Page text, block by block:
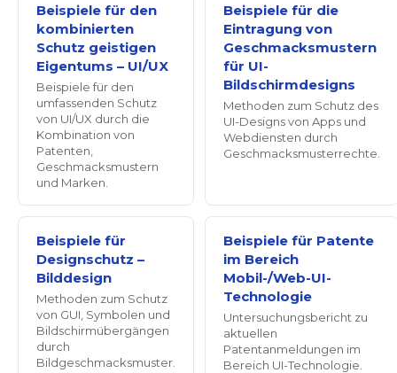
Beispiele für den
kombinierten
Schutz geistigen
Eigentums – UI/UX
Beispiele für den
umfassenden Schutz
von UI/UX durch die
Kombination von
Patenten,
Geschmacksmustern
und Marken.
Beispiele für die
Eintragung von
Geschmacksmustern
für UI-
Bildschirmdesigns
Methoden zum Schutz des
UI-Designs von Apps und
Webdiensten durch
Geschmacksmusterrechte.
Beispiele für
Designschutz –
Bilddesign
Methoden zum Schutz
von GUI, Symbolen und
Bildschirmübergängen
durch
Bildgeschmacksmuster.
Beispiele für Patente
im Bereich
Mobil-/Web-UI-
Technologie
Untersuchungsbericht zu
aktuellen
Patentanmeldungen im
Bereich UI-Technologie.